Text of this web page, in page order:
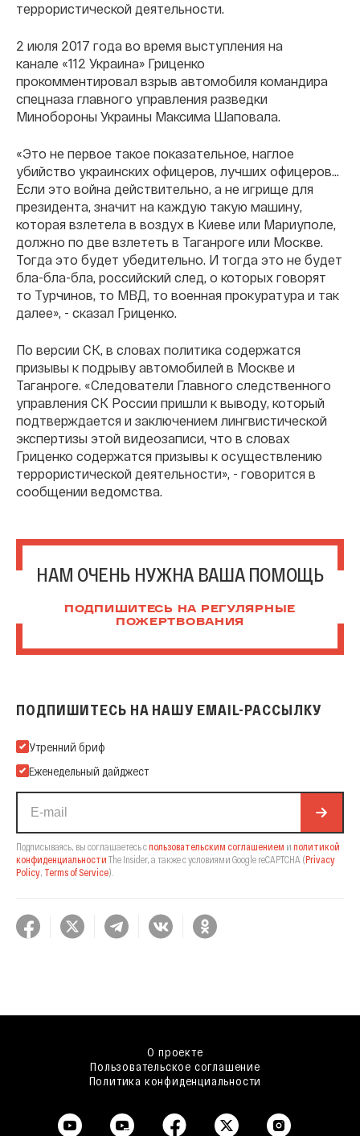
террористической деятельности.
2 июля 2017 года во время выступления на
канале «112 Украина» Гриценко
прокомментировал взрыв автомобиля командира
спецназа главного управления разведки
Минобороны Украины Максима Шаповала.
«Это не первое такое показательное, наглое
убийство украинских офицеров, лучших офицеров...
Если это война действительно, а не игрище для
президента, значит на каждую такую машину,
которая взлетела в воздух в Киеве или Мариуполе,
должно по две взлететь в Таганроге или Москве.
Тогда это будет убедительно. И тогда это не будет
бла-бла-бла, российский след, о которых говорят
то Турчинов, то МВД, то военная прокуратура и так
далее», - сказал Гриценко.
По версии СК, в словах политика содержатся
призывы к подрыву автомобилей в Москве и
Таганроге. «Следователи Главного следственного
управления СК России пришли к выводу, который
подтверждается и заключением лингвистической
экспертизы этой видеозаписи, что в словах
Гриценко содержатся призывы к осуществлению
террористической деятельности», - говорится в
сообщении ведомства.
НАМ ОЧЕНЬ НУЖНА ВАША ПОМОЩЬ
ПОДПИШИТЕСЬ НА РЕГУЛЯРНЫЕ
ПОЖЕРТВОВАНИЯ
ПОДПИШИТЕСЬ НА НАШУ EMAIL-РАССЫЛКУ
Подпишитесь на нашу Email-рассылку
Утренний бриф
Еженедельный дайджест
Подписываясь, вы соглашаетесь спользовательским соглашением и политикой
конфиденциальности The Insider, а также с условиями Google reCAPTCHA (Privacy
Policy, Terms of Service).
О проекте
Пользовательское соглашение
Политика конфиденциальности